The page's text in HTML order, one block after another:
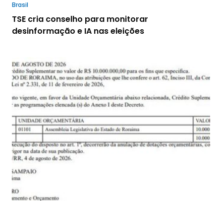
Brasil
TSE cria conselho para monitorar
desinformação e IA nas eleições